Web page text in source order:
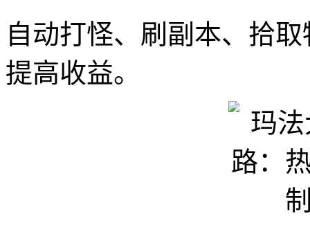
自动打怪、刷副本、拾
提高收益。